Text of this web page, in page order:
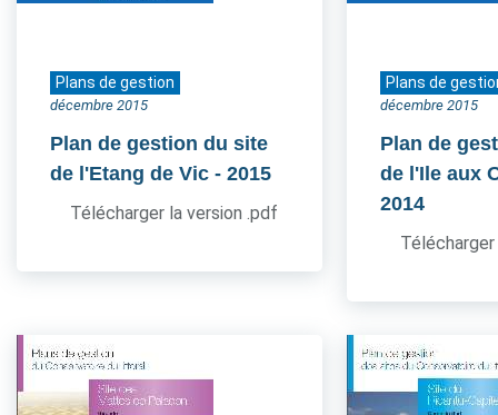
Plans de gestion
décembre 2015
Plan de gestion du site
de l'Etang de Vic - 2015
Télécharger la version .pdf
Plans de
décembre 2015
Plan de
de l'Ile aux
2014